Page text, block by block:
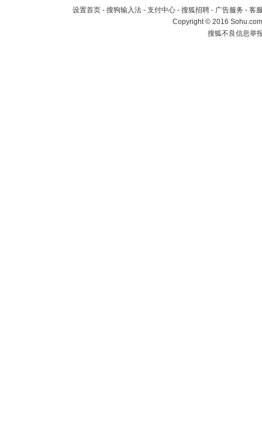
设置首页 - 搜狗输入法 - 支付中心 - 搜狐招聘 - 广告服务 - 客
Copyright©2016
搜狐不良信息举